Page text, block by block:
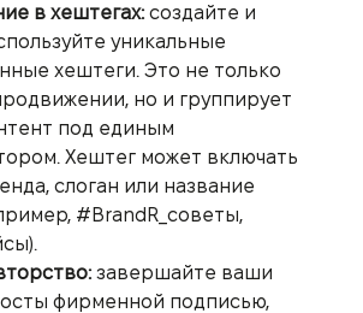
в хештегах:создайте и
уникальные
хештеги. Это не только
но и группирует
под единым
Хештег может включать
слоган или название
#BrandR_советы,
завершайте ваши
фирменной подписью,